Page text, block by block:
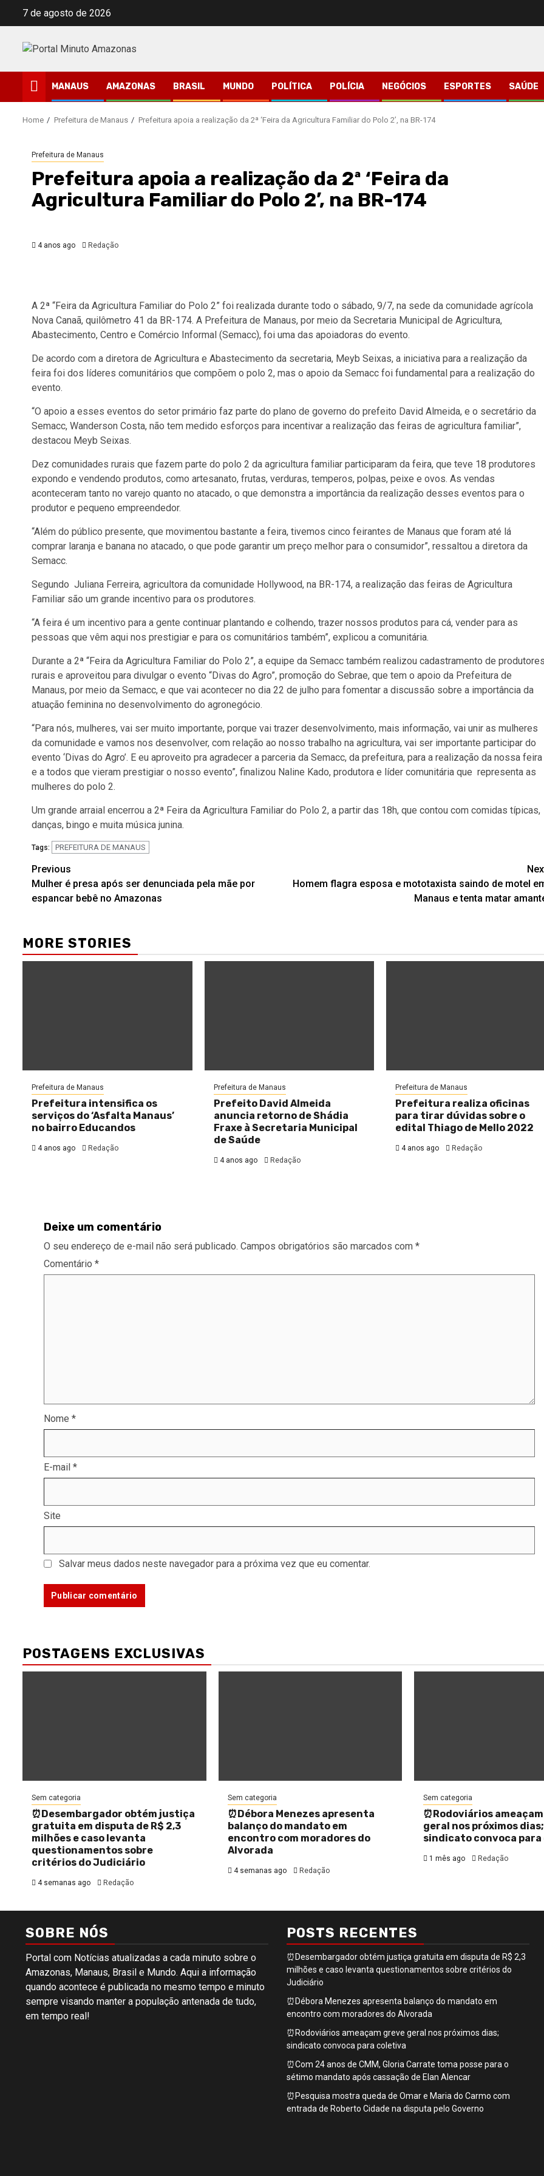
7 de agosto de 2026
MANAUS AMAZONAS BRASIL MUNDO POLÍTICA POLÍCIA NEGÓCIOS ESPORTES SAÚDE
Home Prefeitura de Manaus Prefeitura apoia a realização da 2ª ‘Feira da Agricultura Familiar do Polo 2’, na BR-174
Prefeitura de Manaus
Prefeitura apoia a realização da 2ª ‘Feira da
Agricultura Familiar do Polo 2’, na BR-174
4 anos ago Redação
A 2ª “Feira da Agricultura Familiar do Polo 2” foi realizada durante todo o sábado, 9/7, na sede da comunidade agrícola
Nova Canaã, quilômetro 41 da BR-174. A Prefeitura de Manaus, por meio da Secretaria Municipal de Agricultura,
Abastecimento, Centro e Comércio Informal (Semacc), foi uma das apoiadoras do evento.
De acordo com a diretora de Agricultura e Abastecimento da secretaria, Meyb Seixas, a iniciativa para a realização da
feira foi dos líderes comunitários que compõem o polo 2, mas o apoio da Semacc foi fundamental para a realização do
evento.
“O apoio a esses eventos do setor primário faz parte do plano de governo do prefeito David Almeida, e o secretário da
Semacc, Wanderson Costa, não tem medido esforços para incentivar a realização das feiras de agricultura familiar”,
destacou Meyb Seixas.
Dez comunidades rurais que fazem parte do polo 2 da agricultura familiar participaram da feira, que teve 18 produtores
expondo e vendendo produtos, como artesanato, frutas, verduras, temperos, polpas, peixe e ovos. As vendas
aconteceram tanto no varejo quanto no atacado, o que demonstra a importância da realização desses eventos para o
produtor e pequeno empreendedor.
“Além do público presente, que movimentou bastante a feira, tivemos cinco feirantes de Manaus que foram até lá
comprar laranja e banana no atacado, o que pode garantir um preço melhor para o consumidor”, ressaltou a diretora da
Semacc.
Segundo Juliana Ferreira, agricultora da comunidade Hollywood, na BR-174, a realização das feiras de Agricultura
Familiar são um grande incentivo para os produtores.
“A feira é um incentivo para a gente continuar plantando e colhendo, trazer nossos produtos para cá, vender para as
pessoas que vêm aqui nos prestigiar e para os comunitários também”, explicou a comunitária.
Durante a 2ª “Feira da Agricultura Familiar do Polo 2”, a equipe da Semacc também realizou cadastramento de produtores
rurais e aproveitou para divulgar o evento “Divas do Agro”, promoção do Sebrae, que tem o apoio da Prefeitura de
Manaus, por meio da Semacc, e que vai acontecer no dia 22 de julho para fomentar a discussão sobre a importância da
atuação feminina no desenvolvimento do agronegócio.
“Para nós, mulheres, vai ser muito importante, porque vai trazer desenvolvimento, mais informação, vai unir as mulheres
da comunidade e vamos nos desenvolver, com relação ao nosso trabalho na agricultura, vai ser importante participar do
evento ‘Divas do Agro’. E eu aproveito pra agradecer a parceria da Semacc, da prefeitura, para a realização da nossa feira
e a todos que vieram prestigiar o nosso evento”, finalizou Naline Kado, produtora e líder comunitária que representa as
mulheres do polo 2.
Um grande arraial encerrou a 2ª Feira da Agricultura Familiar do Polo 2, a partir das 18h, que contou com comidas típicas,
danças, bingo e muita música junina.
Tags: PREFEITURA DE MANAUS
Post
navigation
Previous
Mulher é presa após ser denunciada pela mãe por
espancar bebê no Amazonas
Homem flagra esposa e mototaxista saindo de motel
Manaus e tenta matar
MORE STORIES
Prefeitura de Manaus
Prefeitura intensifica os
serviços do ‘Asfalta Manaus’
no bairro Educandos
4 anos ago Redação
Prefeitura de Manaus
Prefeito David Almeida
anuncia retorno de Shádia
Fraxe à Secretaria Municipal
de Saúde
4 anos ago Redação
Prefeitura de Manaus
Prefeitura realiza oficinas
para tirar dúvidas sobre o
edital Thiago de Mello 2022
4 anos ago Redação
Deixe um comentário
O seu endereço de e-mail não será publicado. Campos obrigatórios são marcados com *
Comentário *
Nome *
E-mail *
Site
Salvar meus dados neste navegador para a próxima vez que eu comentar.
POSTAGENS EXCLUSIVAS
Sem categoria
⏰Desembargador obtém justiça
gratuita em disputa de R$ 2,3
milhões e caso levanta
questionamentos sobre
critérios do Judiciário
4 semanas ago Redação
Sem categoria
⏰Débora Menezes apresenta
balanço do mandato em
encontro com moradores do
Alvorada
4 semanas ago Redação
Sem categoria
⏰Rodoviários
geral nos próximos dias;
sindicato convoca
1 mês ago Redação
SOBRE NÓS
Portal com Notícias atualizadas a cada minuto sobre o
Amazonas, Manaus, Brasil e Mundo. Aqui a informação
quando acontece é publicada no mesmo tempo e minuto
sempre visando manter a população antenada de tudo,
em tempo real!
POSTS RECENTES
⏰Desembargador obtém justiça gratuita em disputa de R$ 2,3
milhões e caso levanta questionamentos sobre critérios do
Judiciário
⏰Débora Menezes apresenta balanço do mandato em
encontro com moradores do Alvorada
⏰Rodoviários ameaçam greve geral nos próximos dias;
sindicato convoca para coletiva
⏰Com 24 anos de CMM, Gloria Carrate toma posse para o
sétimo mandato após cassação de Elan Alencar
⏰Pesquisa mostra queda de Omar e Maria do Carmo com
entrada de Roberto Cidade na disputa pelo Governo